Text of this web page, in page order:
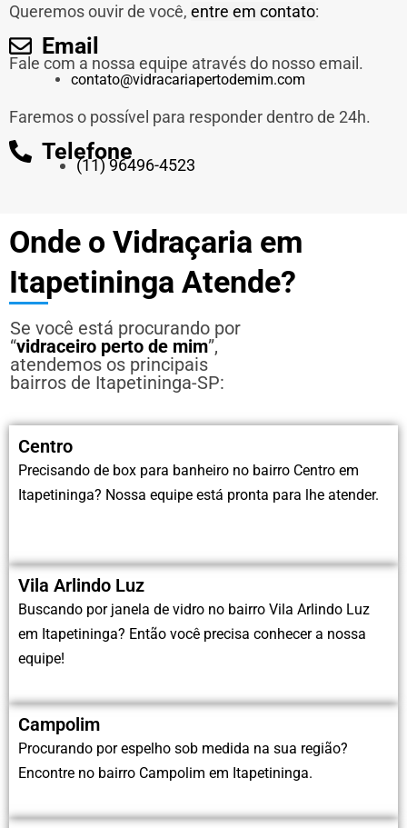
Queremos ouvir de você, entre em contato:
Email
Fale com a nossa equipe através do nosso email.
contato@vidracariapertodemim.com
Faremos o possível para responder dentro de 24h.
Telefone
(11) 96496-4523
Onde o Vidraçaria em
Itapetininga Atende?
Se você está procurando por
“vidraceiro perto de mim”,
atendemos os principais
bairros de Itapetininga-SP:
Centro
Precisando de box para banheiro no bairro Centro em
Itapetininga? Nossa equipe está pronta para lhe atender.
Vila Arlindo Luz
Buscando por janela de vidro no bairro Vila Arlindo Luz
em Itapetininga? Então você precisa conhecer a nossa
equipe!
Campolim
Procurando por espelho sob medida na sua região?
Encontre no bairro Campolim em Itapetininga.